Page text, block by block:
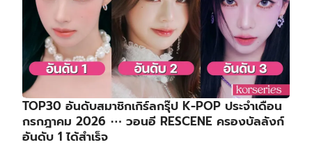
TOP30 อันดับสมาชิกเกิร์ลกรุ๊ป K-POP ประจำเดือน
กรกฎาคม 2026 ⋯ วอนอี RESCENE ครองบัลลังก์
อันดับ 1 ได้สำเร็จ